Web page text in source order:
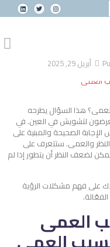
أبريل 29, 2025
هذا السؤال يطرحه
لتشويش في العين. في
الصحيحة والمبنية على
والعمى. ستتعرف على
لضعف النظر أن يتطور إذا لم
على فهم مشكلات الرؤية
العمى